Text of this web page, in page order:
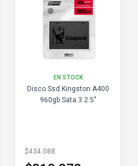
EN STOCK
Disco Ssd Kingston A400
960gb Sata 3 2.5"
$434.088